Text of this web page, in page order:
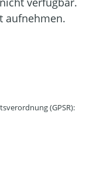
aufnehmen.
(GPSR):